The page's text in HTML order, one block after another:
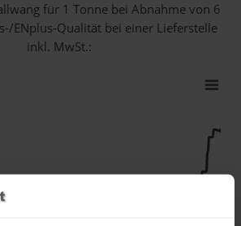
für 1 Tonne bei Abnahmevon 6
ENplus-Qualität bei einer Lieferstelle
inkl. MwSt.: